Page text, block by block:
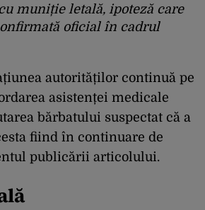
muniție letală, ipoteză care
oficial în cadrul
autorităților continuă pe
asistenței medicale
bărbatului suspectat că a
fiind în continuare de
publicării articolului.